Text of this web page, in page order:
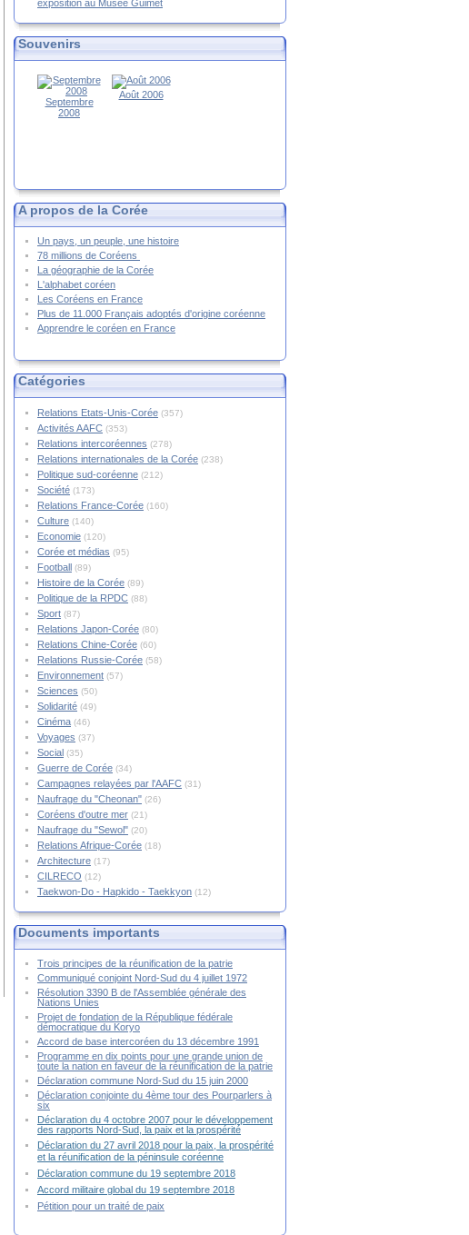
exposition au Musée Guimet
Souvenirs
Septembre
2008
Août 2006
A propos de la Corée
Un pays, un peuple, une histoire
78 millions de Coréens
La géographie de la Corée
L'alphabet coréen
Les Coréens en France
Plus de 11.000 Français adoptés d'origine coréenne
Apprendre le coréen en France
Catégories
Relations Etats-Unis-Corée (357)
Activités AAFC (353)
Relations intercoréennes (278)
Relations internationales de la Corée (238)
Politique sud-coréenne (212)
Société (173)
Relations France-Corée (160)
Culture (140)
Economie (120)
Corée et médias (95)
Football (89)
Histoire de la Corée (89)
Politique de la RPDC (88)
Sport (87)
Relations Japon-Corée (80)
Relations Chine-Corée (60)
Relations Russie-Corée (58)
Environnement (57)
Sciences (50)
Solidarité (49)
Cinéma (46)
Voyages (37)
Social (35)
Guerre de Corée (34)
Campagnes relayées par l'AAFC (31)
Naufrage du "Cheonan" (26)
Coréens d'outre mer (21)
Naufrage du "Sewol" (20)
Relations Afrique-Corée (18)
Architecture (17)
CILRECO (12)
Taekwon-Do - Hapkido - Taekkyon (12)
Documents importants
Trois principes de la réunification de la patrie
Communiqué conjoint Nord-Sud du 4 juillet 1972
Résolution 3390 B de l'Assemblée générale des
Nations Unies
Projet de fondation de la République fédérale
démocratique du Koryo
Accord de base intercoréen du 13 décembre 1991
Programme en dix points pour une grande union de
toute la nation en faveur de la réunification de la patrie
Déclaration commune Nord-Sud du 15 juin 2000
Déclaration conjointe du 4ème tour des Pourparlers à
six
Déclaration du 4 octobre 2007 pour le développement
des rapports Nord-Sud, la paix et la prospérité
Déclaration du 27 avril 2018 pour la paix, la prospérité
et la réunification de la péninsule coréenne
Déclaration commune du 19 septembre 2018
Accord militaire global du 19 septembre 2018
Pétition pour un traité de paix